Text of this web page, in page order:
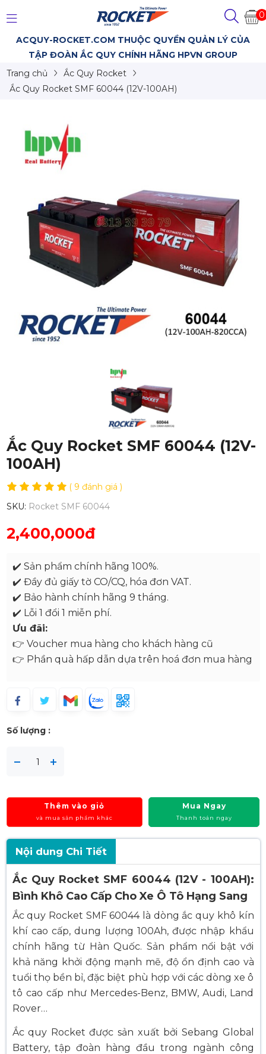
0
ACQUY-ROCKET.COM THUỘC QUYỀN QUẢN LÝ CỦA
TẬP ĐOÀN ẮC QUY CHÍNH HÃNG HPVN GROUP
Trang chủ
Ắc Quy Rocket
Ắc Quy Rocket SMF 60044 (12V-100AH)
Ắc Quy Rocket SMF 60044 (12V-
100AH)
( 9 đánh giá )
SKU: Rocket SMF 60044
2,400,000đ
✔️ Sản phẩm chính hãng 100%.
✔️ Đầy đủ giấy tờ CO/CQ, hóa đơn VAT.
✔️ Bảo hành chính hãng 9 tháng.
✔️ Lỗi 1 đổi 1 miễn phí.
Ưu đãi:
👉 Voucher mua hàng cho khách hàng cũ
👉 Phần quà hấp dẫn dựa trên hoá đơn mua hàng
Số lượng :
Thêm vào giỏ
và mua sản phẩm khác
Mua Ngay
Thanh toán ngay
Nội dung Chi Tiết
Ắc Quy Rocket SMF 60044 (12V - 100AH):
Bình Khô Cao Cấp Cho Xe Ô Tô Hạng Sang
Ắc quy Rocket SMF 60044 là dòng ắc quy khô kín
khí cao cấp, dung lượng 100Ah, được nhập khẩu
chính hãng từ Hàn Quốc. Sản phẩm nổi bật với
khả năng khởi động mạnh mẽ, độ ổn định cao và
tuổi thọ bền bỉ, đặc biệt phù hợp với các dòng xe ô
tô cao cấp như Mercedes-Benz, BMW, Audi, Land
Rover…
Ắc quy Rocket được sản xuất bởi Sebang Global
Battery, tập đoàn hàng đầu trong ngành công